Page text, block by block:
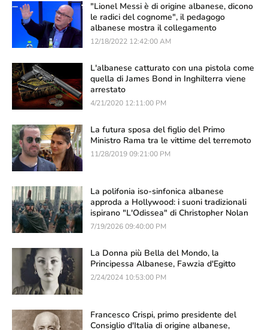
"Lionel Messi è di origine albanese, dicono
le radici del cognome", il pedagogo
albanese mostra il collegamento
12/18/2022 12:42:00 AM
L'albanese catturato con una pistola come
quella di James Bond in Inghilterra viene
arrestato
4/21/2020 12:11:00 PM
La futura sposa del figlio del Primo
Ministro Rama tra le vittime del terremoto
11/28/2019 09:21:00 PM
La polifonia iso-sinfonica albanese
approda a Hollywood: i suoni tradizionali
ispirano "L'Odissea" di Christopher Nolan
7/19/2026 09:40:00 PM
La Donna più Bella del Mondo, la
Principessa Albanese, Fawzia d'Egitto
2/24/2024 10:53:00 PM
Francesco Crispi, primo presidente del
Consiglio d'Italia di origine albanese,